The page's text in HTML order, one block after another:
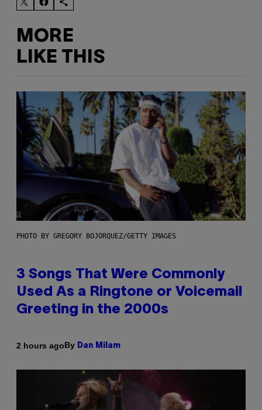
MORE
LIKE THIS
PHOTO BY GREGORY BOJORQUEZ/GETTY IMAGES
3 Songs That Were Commonly
Used As a Ringtone or Voicemail
Greeting in the 2000s
2 hours agoBy Dan Milam